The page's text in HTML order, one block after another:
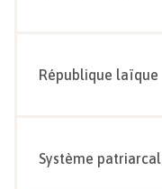
République laïque
Système patriarcal